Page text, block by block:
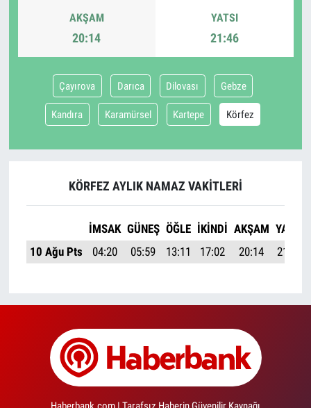
AKŞAM
20:14
YATSI
21:46
Çayırova Darıca Dilovası Gebze
Kandıra Karamürsel Kartepe Körfez
KÖRFEZ AYLIK NAMAZ VAKITLERI
İMSAK GÜNEŞ ÖĞLE İKINDI AKŞAM YATSI
10 Ağu Pts
04:20 05:59 13:11 17:02 20:14 21:46